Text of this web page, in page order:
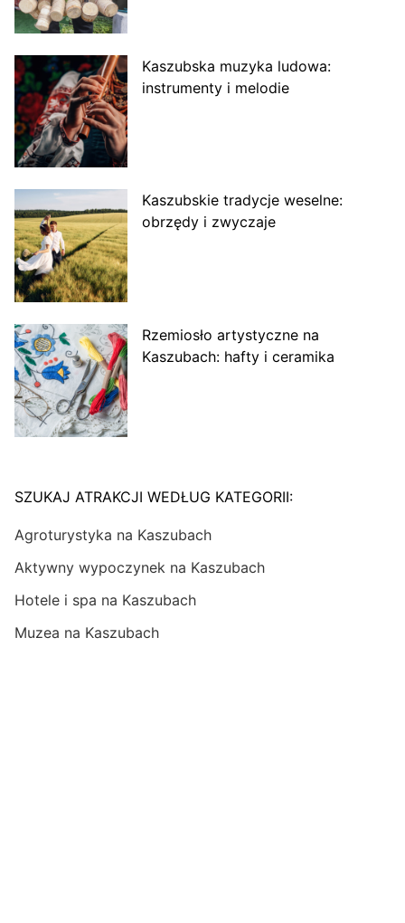
Kaszubska muzyka ludowa:
instrumenty i melodie
Kaszubskie tradycje weselne:
obrzędy i zwyczaje
Rzemiosło artystyczne na
Kaszubach: hafty i ceramika
SZUKAJ ATRAKCJI WEDŁUG KATEGORII:
Agroturystyka na Kaszubach
Aktywny wypoczynek na Kaszubach
Hotele i spa na Kaszubach
Muzea na Kaszubach